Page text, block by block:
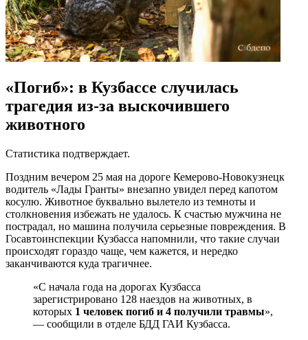
«Погиб»: в Кузбассе случилась
трагедия из-за выскочившего
животного
Статистика подтверждает.
Поздним вечером 25 мая на дороге Кемерово-Новокузнецк
водитель «Лады Гранты» внезапно увидел перед капотом
косулю. Животное буквально вылетело из темноты и
столкновения избежать не удалось. К счастью мужчина не
пострадал, но машина получила серьезные повреждения. В
Госавтоинспекции Кузбасса напомнили, что такие случаи
происходят гораздо чаще, чем кажется, и нередко
заканчиваются куда трагичнее.
«С начала года на дорогах Кузбасса
зарегистрировано 128 наездов на животных, в
которых 1 человек погиб и 4 получили травмы»,
— сообщили в отделе БДД ГАИ Кузбасса.